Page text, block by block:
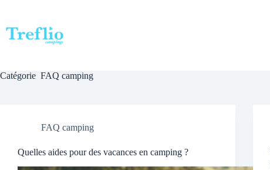
contenu
Catégorie FAQ camping
FAQ camping
Quelles aides pour des vacances en camping ?